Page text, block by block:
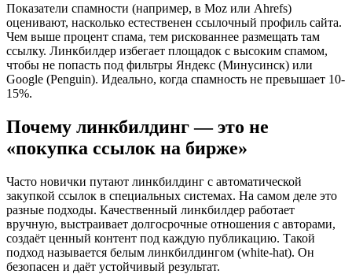
Показатели спамности (например, в Moz или Ahrefs)
оценивают, насколько естественен ссылочный профиль сайта.
Чем выше процент спама, тем рискованнее размещать там
ссылку. Линкбилдер избегает площадок с высоким спамом,
чтобы не попасть под фильтры Яндекс (Минусинск) или
Google (Penguin). Идеально, когда спамность не превышает 10-
15%.
Почему линкбилдинг — это не
«покупка ссылок на бирже»
Часто новички путают линкбилдинг с автоматической
закупкой ссылок в специальных системах. На самом деле это
разные подходы. Качественный линкбилдер работает
вручную, выстраивает долгосрочные отношения с авторами,
создаёт ценный контент под каждую публикацию. Такой
подход называется белым линкбилдингом (white-hat). Он
безопасен и даёт устойчивый результат.